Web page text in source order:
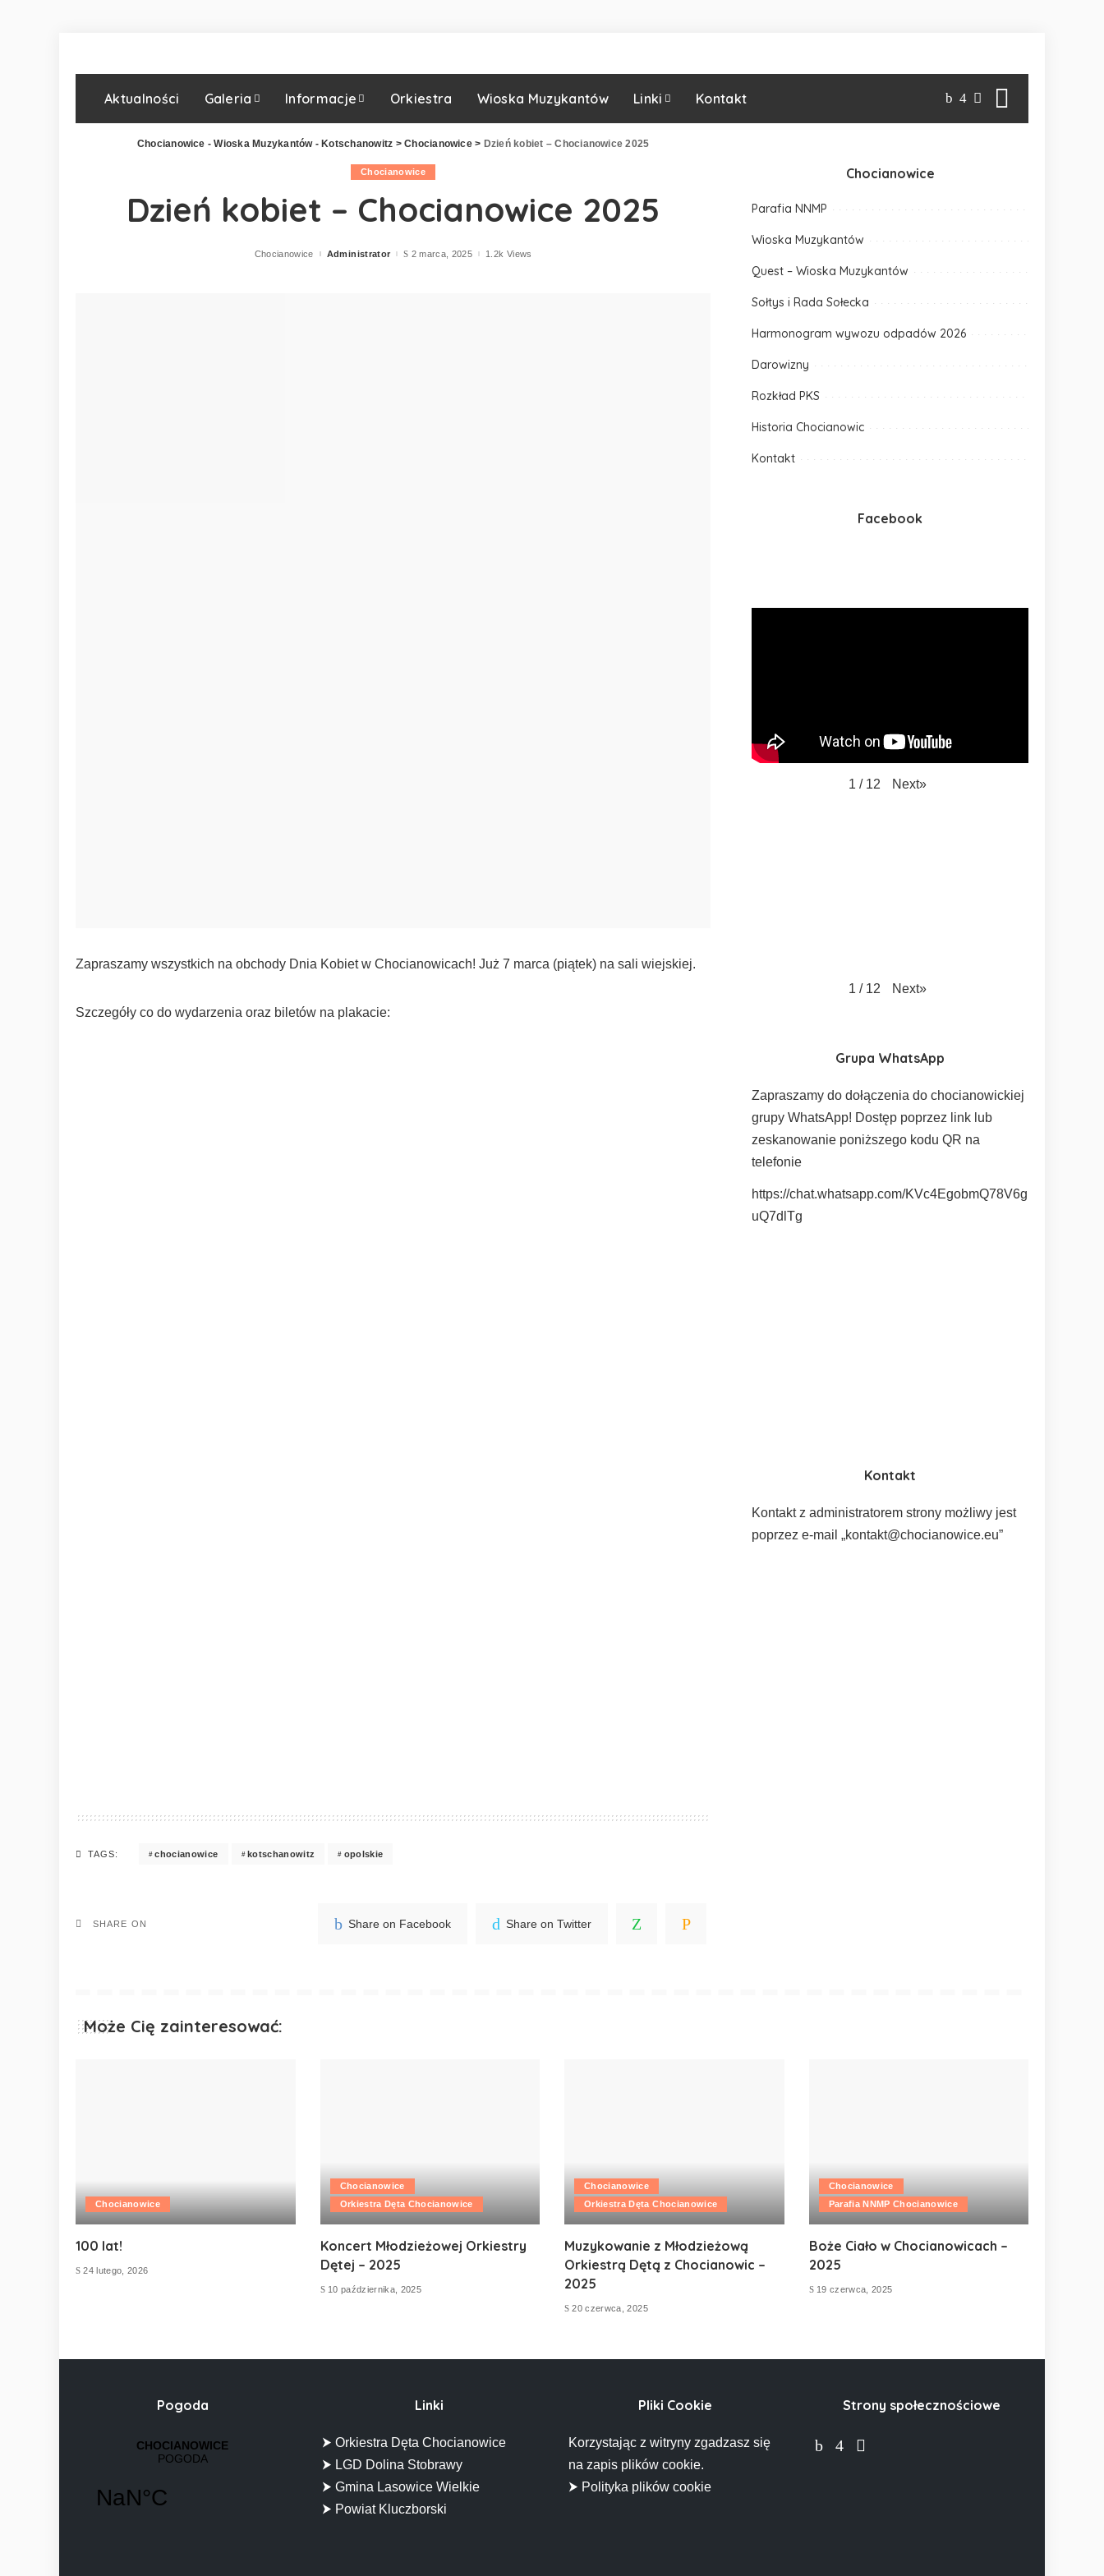
Aktualności Galeria Informacje Orkiestra Wioska Muzykantów Linki Kontakt
Chocianowice - Wioska Muzykantów - Kotschanowitz >Chocianowice> Dzień kobiet – Chocianowice 2025
Chocianowice
Dzień kobiet – Chocianowice 2025
ChocianowicePosted
Administrator 2 marca, 2025 1.2k Views
Zapraszamy wszystkich na obchody Dnia Kobiet w Chocianowicach! Już 7 marca (piątek) na sali wiejskiej.
Szczegóły co do wydarzenia oraz biletów na plakacie:
TAGS: chocianowice kotschanowitz opolskie
SHARE ON Share on Facebook Share on Twitter
Chocianowice
Parafia NNMP
Wioska Muzykantów
Quest – Wioska Muzykantów
Sołtys i Rada Sołecka
Harmonogram wywozu odpadów 2026
Darowizny
Rozkład PKS
Historia Chocianowic
Kontakt
Facebook
1 / 12 Next»
1 / 12 Next»
Grupa WhatsApp
Zapraszamy do dołączenia do chocianowickiej
grupy WhatsApp! Dostęp poprzez link lub
zeskanowanie poniższego kodu QR na
telefonie
https://chat.whatsapp.com/KVc4EgobmQ78V6g
uQ7dlTg
Kontakt
Kontakt z administratorem strony możliwy jest
poprzez e-mail „kontakt@chocianowice.eu”
Może Cię zainteresować:
Chocianowice
100 lat!
24 lutego, 2026
Chocianowice
Orkiestra Dęta Chocianowice
Koncert Młodzieżowej Orkiestry
Dętej – 2025
10 października, 2025
Chocianowice
Orkiestra Dęta Chocianowice
Muzykowanie z Młodzieżową
Orkiestrą Dętą z Chocianowic –
2025
20 czerwca, 2025
Chocianowice
Parafia NNMP Chocianowice
Boże Ciało w Chocianowicach –
2025
19 czerwca, 2025
Pogoda Linki
⮞ Orkiestra Dęta Chocianowice
⮞ LGD Dolina Stobrawy
⮞ Gmina Lasowice Wielkie
⮞ Powiat Kluczborski
Pliki Cookie
Korzystając z witryny zgadzasz się
na zapis plików cookie.
⮞ Polityka plików cookie
Strony społecznościowe